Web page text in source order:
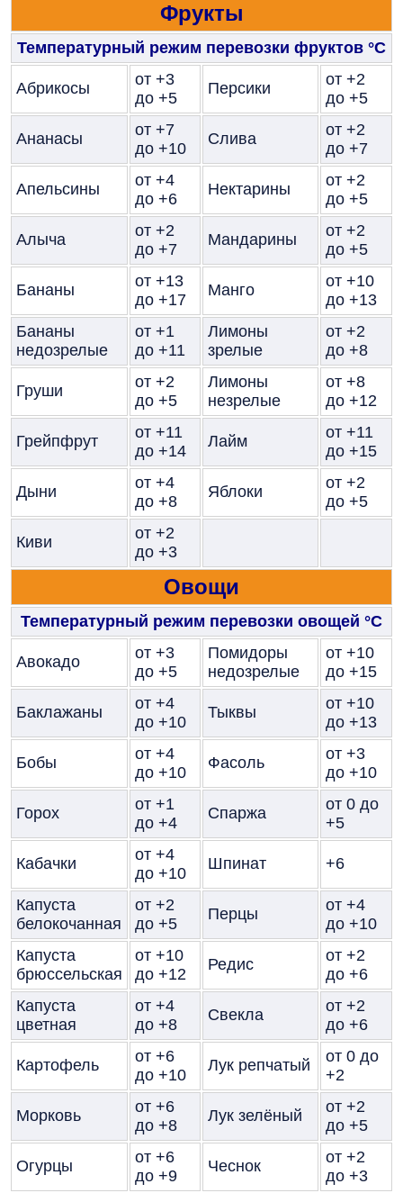
Фрукты
Температурный режим перевозки фруктов °C
Абрикосы
от +3
до +5
Персики
от +2
до +5
Ананасы
от +7
до +10
Слива
от +2
до +7
Апельсины
от +4
до +6
Нектарины
от +2
до +5
Алыча
от +2
до +7
Мандарины
от +2
до +5
Бананы
от +13
до +17
Манго
от +10
до +13
Бананы
недозрелые
от +1
до +11
Лимоны
зрелые
от +2
до +8
Груши
от +2
до +5
Лимоны
незрелые
от +8
до +12
Грейпфрут
от +11
до +14
Лайм
от +11
до +15
Дыни
от +4
до +8
Яблоки
от +2
до +5
Киви
от +2
до +3
Овощи
Температурный режим перевозки овощей °C
Авокадо
от +3
до +5
Помидоры
недозрелые
от +10
до +15
Баклажаны
от +4
до +10
Тыквы
от +10
до +13
Бобы
от +4
до +10
Фасоль
от +3
до +10
Горох
от +1
до +4
Спаржа
от 0 до
+5
Кабачки
от +4
до +10
Шпинат +6
Капуста
белокочанная
от +2
до +5
Перцы
от +4
до +10
Капуста
брюссельская
от +10
до +12
Редис
от +2
до +6
Капуста
цветная
от +4
до +8
Свекла
от +2
до +6
Картофель
от +6
до +10
Лук репчатый
от 0 до
+2
Морковь
от +6
до +8
Лук зелёный
от +2
до +5
Огурцы
от +6
до +9
Чеснок
от +2
до +3